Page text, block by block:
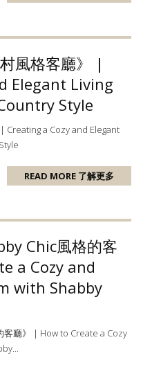
風格客廳》 |
Elegant Living
Style
Creating a Cozy and Elegant
READ MORE 了解更多
Chic風格的客
a Cozy and
with Shabby
客廳》 | How to Create a Cozy